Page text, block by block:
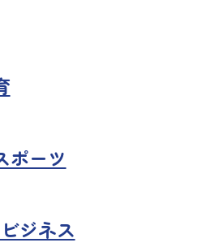
ポーツ
ビジネス